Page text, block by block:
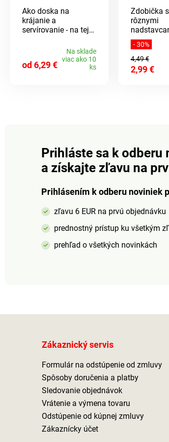
Ako doska na
krájanie a
servírovanie - na tejto
žulovom vzhľade je
krájanie jednoduché.
Odolná voči
od 6,29 €
Na sklade
viac ako 10
ks
Zdobička
rôznymi
striekané
- 30%
4,49 €
2,99 €
Prihláste sa k odberu
a získajte zľavu na
Prihlásením k odberu noviniek
zľavu 6 EUR na prvú objednávku
prednostný prístup ku všetkým
prehľad o všetkých novinkách
Zákaznický servis
Formulár na odstúpenie od zmluvy
Spôsoby doručenia a platby
Sledovanie objednávok
Vrátenie a výmena tovaru
Odstúpenie od kúpnej zmluvy
Zákaznícky účet